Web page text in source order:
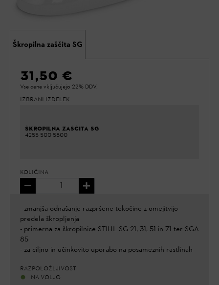
Škropilna zaščita SG
31,50 €
Vse cene vključujejo 22% DDV.
IZBRANI IZDELEK
ŠKROPILNA ZAŠČITA SG
4255 500 5800
KOLIČINA
- zmanjša odnašanje razpršene tekočine z omejitvijo
predela škropljenja
- primerna za škropilnice STIHL SG 21, 31, 51 in 71 ter SGA
85
- za ciljno in učinkovito uporabo na posameznih rastlinah
RAZPOLOŽLJIVOST
NA VOLJO